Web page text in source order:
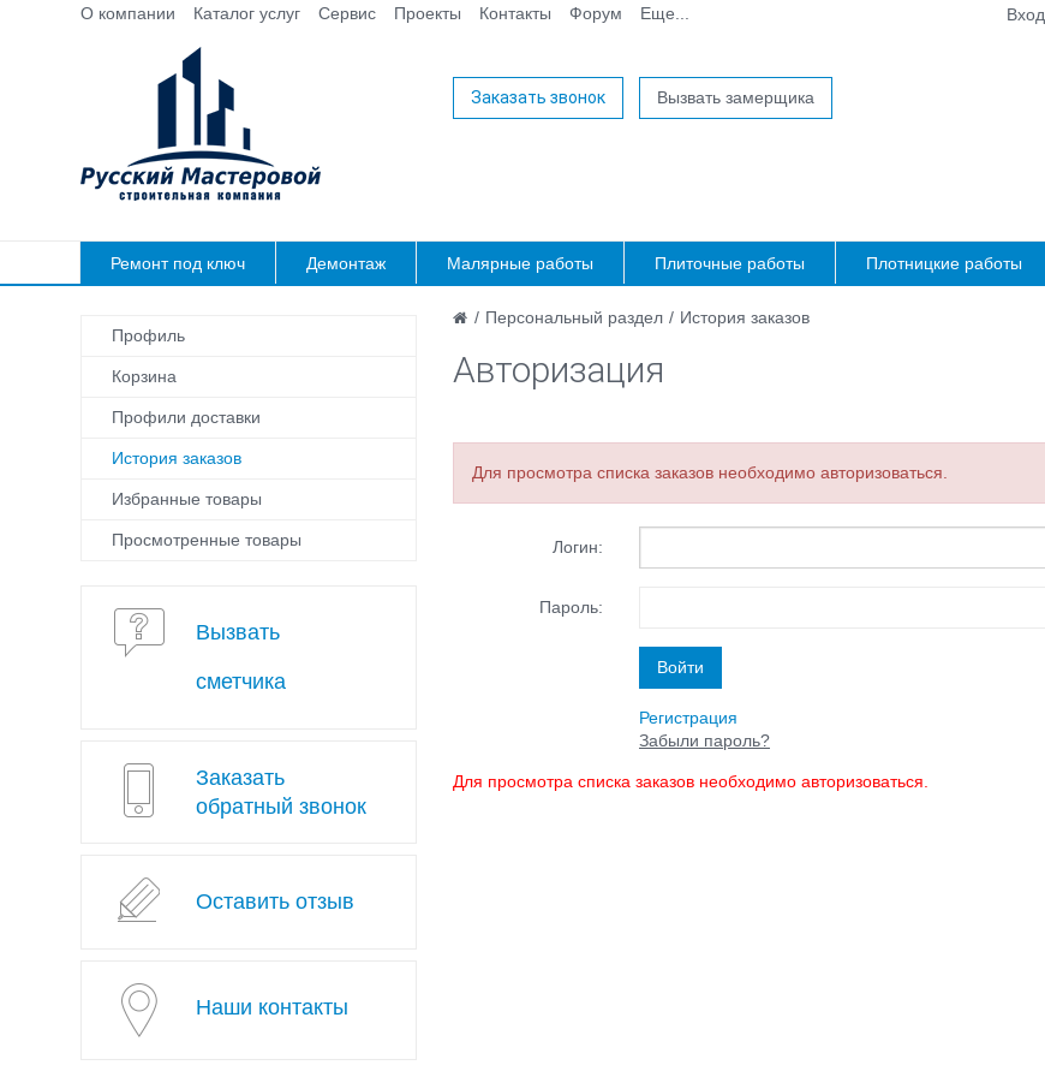
О компании Каталог услуг Сервис Проекты Контакты Форум Еще... Вход
Заказать звонок Вызвать замерщика
Ремонт под ключ Демонтаж Малярные работы Плиточные работы Плотницкие работы
/ Персональный раздел / История заказов
Авторизация
Для просмотра списка заказов необходимо авторизоваться.
Логин:
Пароль:
Регистрация
Забыли пароль?
Для просмотра списка заказов необходимо авторизоваться.
Профиль
Корзина
Профили доставки
История заказов
Избранные товары
Просмотренные товары
Вызвать
сметчика
Заказать
обратный звонок
Оставить отзыв
Наши контакты